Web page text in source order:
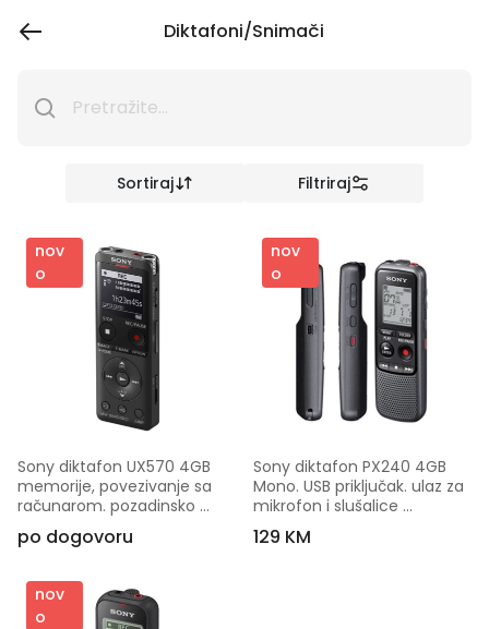
Diktafoni/Snimači
Sortiraj Filtriraj
nov
o
Sony diktafon UX570 4GB
memorije, povezivanje sa
računarom. pozadinsko
osvjetljenje LCD zaslona
po dogovoru
nov
o
Sony diktafon PX240 4GB
Mono. USB priključak. ulaz za
mikrofon i slušalice
ICDPX240.CE7
129 KM
nov
o